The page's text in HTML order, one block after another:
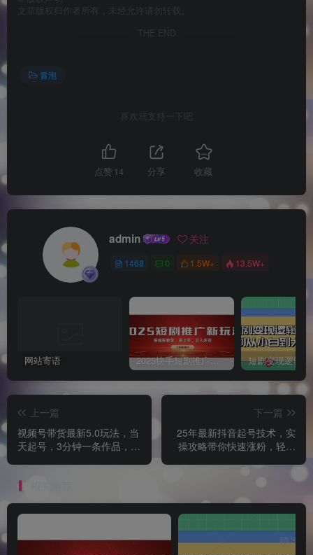
文章版权归作者所有，未经允许请勿转载。
THE END
冒泡
喜欢就支持一下吧
点赞 14 分享 收藏
admin 关注
1468 0 1.5W+ 13.5W+
网站寄语 2025快手短剧推广新玩法，保姆级教学，日入多张，可矩阵操作
上一篇
视频号带货最新5.0玩法，当
天起号，3分钟一条作品，轻
下一篇
25年最新抖音起号技术，实
操攻略带你快速涨粉，轻松